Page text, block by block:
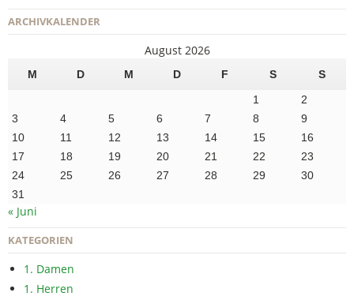
ARCHIVKALENDER
August 2026
M D M D F S
S
1
2
3
4 5 6 7 8
9
10
11 12 13 14 15
16
17
18 19 20 21 22
23
24
25 26 27 28 29
30
31
« Juni
KATEGORIEN
1. Damen
1. Herren